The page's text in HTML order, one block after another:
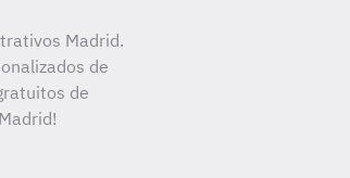
Madrid.
de
de